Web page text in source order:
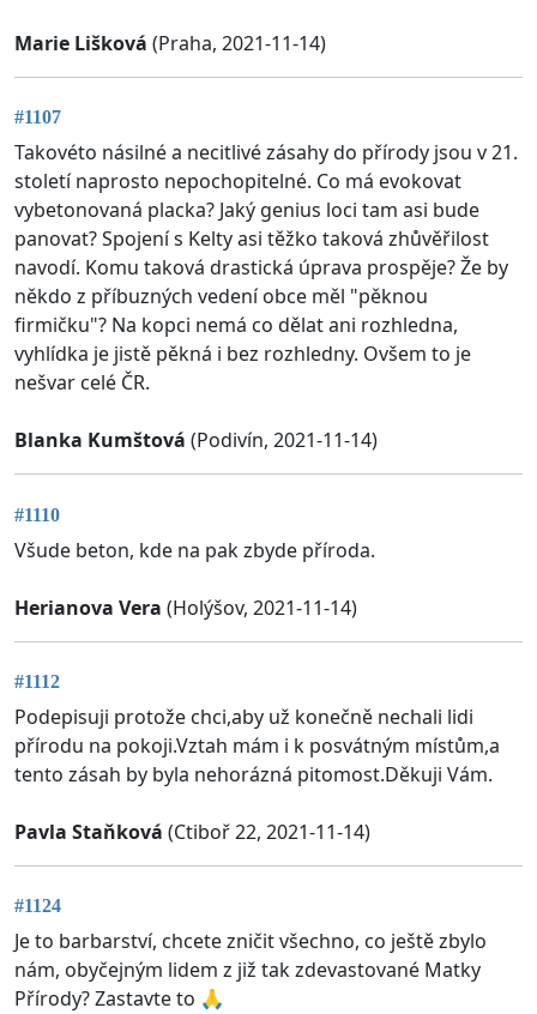
Marie Lišková (Praha, 2021-11-14)
#1107
Takovéto násilné a necitlivé zásahy do přírody jsou v 21.
století naprosto nepochopitelné. Co má evokovat
vybetonovaná placka? Jaký genius loci tam asi bude
panovat? Spojení s Kelty asi těžko taková zhůvěřilost
navodí. Komu taková drastická úprava prospěje? Že by
někdo z příbuzných vedení obce měl "pěknou
firmičku"? Na kopci nemá co dělat ani rozhledna,
vyhlídka je jistě pěkná i bez rozhledny. Ovšem to je
nešvar celé ČR.
Blanka Kumštová (Podivín, 2021-11-14)
#1110
Všude beton, kde na pak zbyde příroda.
Herianova Vera (Holýšov, 2021-11-14)
#1112
Podepisuji protože chci,aby už konečně nechali lidi
přírodu na pokoji.Vztah mám i k posvátným místům,a
tento zásah by byla nehorázná pitomost.Děkuji Vám.
Pavla Staňková (Ctiboř 22, 2021-11-14)
#1124
Je to barbarství, chcete zničit všechno, co ještě zbylo
nám, obyčejným lidem z již tak zdevastované Matky
Přírody? Zastavte to 🙏